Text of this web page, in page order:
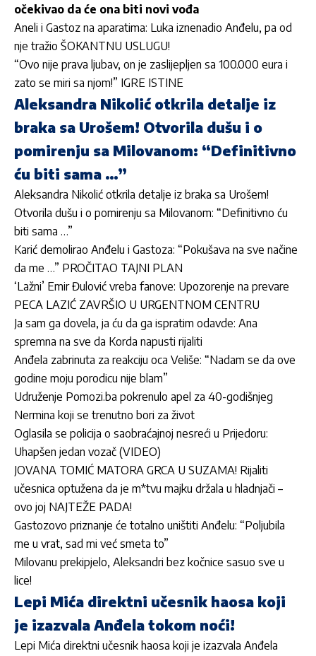
očekivao da će ona biti novi vođa
Aneli i Gastoz na aparatima: Luka iznenadio Anđelu, pa od
nje tražio ŠOKANTNU USLUGU!
“Ovo nije prava ljubav, on je zaslijepljen sa 100.000 eura i
zato se miri sa njom!” IGRE ISTINE
Aleksandra Nikolić otkrila detalje iz
braka sa Urošem! Otvorila dušu i o
pomirenju sa Milovanom: “Definitivno
ću biti sama …”
Aleksandra Nikolić otkrila detalje iz braka sa Urošem!
Otvorila dušu i o pomirenju sa Milovanom: “Definitivno ću
biti sama …”
Karić demolirao Anđelu i Gastoza: “Pokušava na sve načine
da me …” PROČITAO TAJNI PLAN
‘Lažni’ Emir Đulović vreba fanove: Upozorenje na prevare
PECA LAZIĆ ZAVRŠIO U URGENTNOM CENTRU
Ja sam ga dovela, ja ću da ga ispratim odavde: Ana
spremna na sve da Korda napusti rijaliti
Anđela zabrinuta za reakciju oca Veliše: “Nadam se da ove
godine moju porodicu nije blam”
Udruženje Pomozi.ba pokrenulo apel za 40-godišnjeg
Nermina koji se trenutno bori za život
Oglasila se policija o saobraćajnoj nesreći u Prijedoru:
Uhapšen jedan vozač (VIDEO)
JOVANA TOMIĆ MATORA GRCA U SUZAMA! Rijaliti
učesnica optužena da je m*tvu majku držala u hladnjači –
ovo joj NAJTEŽE PADA!
Gastozovo priznanje će totalno uništiti Anđelu: “Poljubila
me u vrat, sad mi već smeta to”
Milovanu prekipjelo, Aleksandri bez kočnice sasuo sve u
lice!
Lepi Mića direktni učesnik haosa koji
je izazvala Anđela tokom noći!
Lepi Mića direktni učesnik haosa koji je izazvala Anđela